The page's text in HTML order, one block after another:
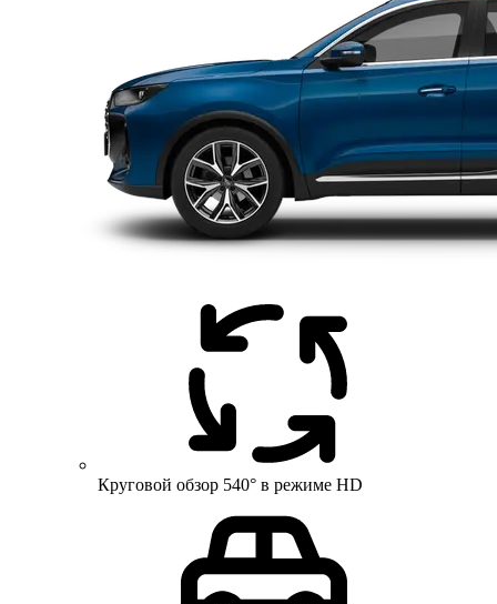
Круговой обзор 540° в режиме HD